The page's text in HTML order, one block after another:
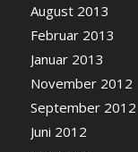
August 2013
Februar 2013
Januar 2013
November 2012
September 2012
Juni 2012